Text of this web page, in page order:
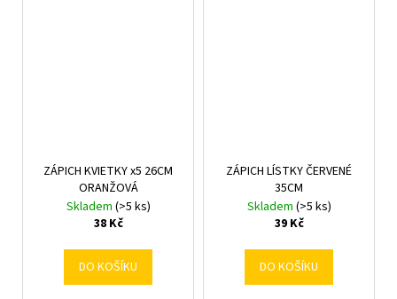
ZÁPICH KVIETKY x5 26CM
ORANŽOVÁ
Skladem (>5 ks)
38 Kč
DO KOŠÍKU
ZÁPICH LÍSTKY ČERVENÉ
35CM
Skladem (>5 ks)
39 Kč
DO KOŠÍKU